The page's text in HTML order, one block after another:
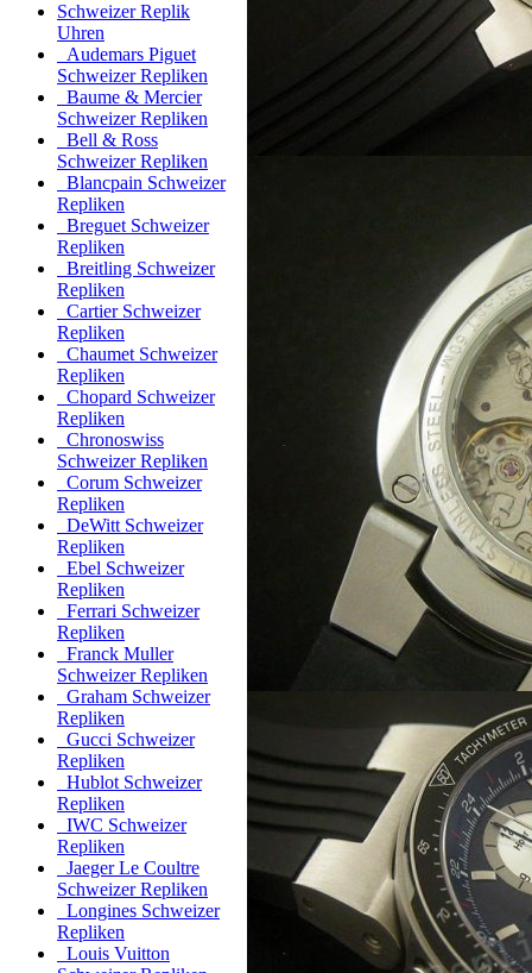
Schweizer Replik
Uhren
Audemars Piguet
Schweizer Repliken
Baume & Mercier
Schweizer Repliken
Bell & Ross
Schweizer Repliken
Blancpain Schweizer
Repliken
Breguet Schweizer
Repliken
Breitling Schweizer
Repliken
Cartier Schweizer
Repliken
Chaumet Schweizer
Repliken
Chopard Schweizer
Repliken
Chronoswiss
Schweizer Repliken
Corum Schweizer
Repliken
DeWitt Schweizer
Repliken
Ebel Schweizer
Repliken
Ferrari Schweizer
Repliken
Franck Muller
Schweizer Repliken
Graham Schweizer
Repliken
Gucci Schweizer
Repliken
Hublot Schweizer
Repliken
IWC Schweizer
Repliken
Jaeger Le Coultre
Schweizer Repliken
Longines Schweizer
Repliken
Louis Vuitton